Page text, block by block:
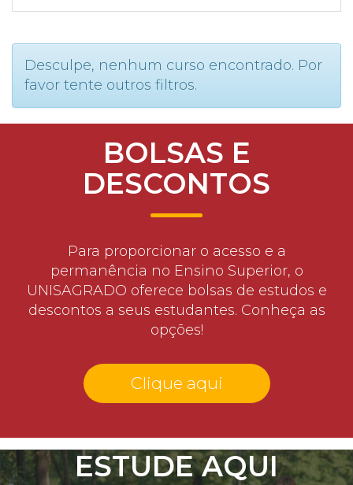
Calendário acadêmico
Internacionalização
UATI
Desculpe, nenhum curso encontrado. Por
favor tente outros filtros.
BOLSAS E
DESCONTOS
Para proporcionar o acesso e a
permanência no Ensino Superior, o
UNISAGRADO oferece bolsas de estudos e
descontos a seus estudantes. Conheça as
opções!
Clique aqui
ESTUDE AQUI